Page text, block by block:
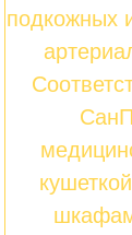
подкожных